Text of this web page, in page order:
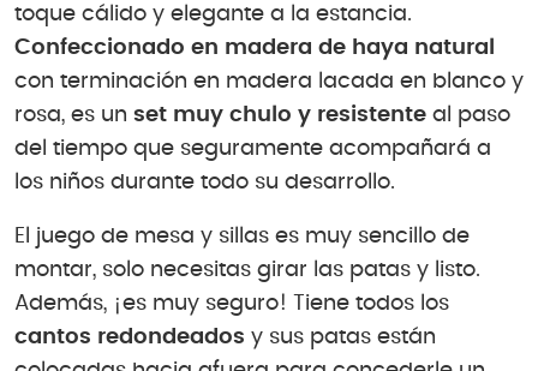
toque cálido y elegante a la estancia.
Confeccionado en madera de haya natural
con terminación en madera lacada en blanco y
rosa, es un set muy chulo y resistente al paso
del tiempo que seguramente acompañará a
los niños durante todo su desarrollo.
El juego de mesa y sillas es muy sencillo de
montar, solo necesitas girar las patas y listo.
Además, ¡es muy seguro! Tiene todos los
cantos redondeados y sus patas están